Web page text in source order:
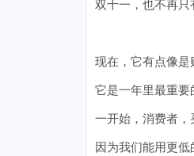
双十一，也不再只
现在，它有点像是
它是一年里最重要
一开始，消费者，
因为我们能用更低